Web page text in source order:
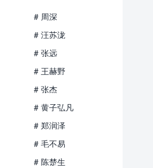
# 周深
# 汪苏泷
# 张远
# 王赫野
# 张杰
# 黄子弘凡
# 郑润泽
# 毛不易
# 陈楚生